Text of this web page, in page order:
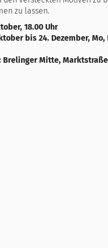
zu lassen.
18.00 Uhr
bis 24. Dezember, Mo,
Brelinger Mitte,